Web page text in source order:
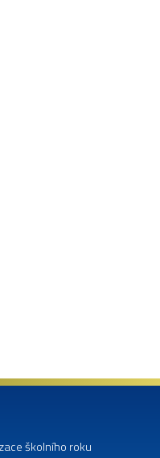
školního roku